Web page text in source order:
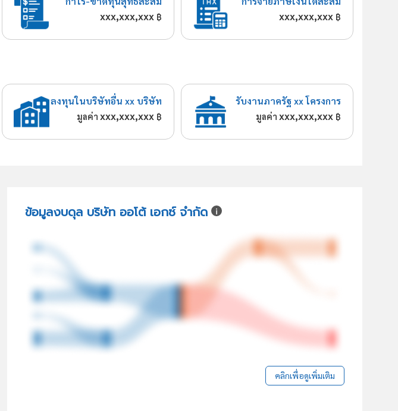
xxx,xxx,xxx ฿ xxx,xxx,xxx ฿
ลงทุนในบริษัทอื่น xx บริษัท
มูลค่าxxx,xxx,xxx ฿
รับงานภาครัฐ xx โครงการ
มูลค่าxxx,xxx,xxx ฿
ข้อมูลงบดุล บริษัท ออโต้ เอกซ์ จำกัด
คลิกเพื่อดูเพิ่มเติม